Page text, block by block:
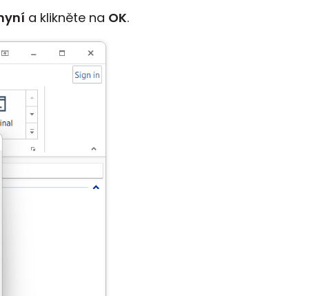
a klikněte na OK.